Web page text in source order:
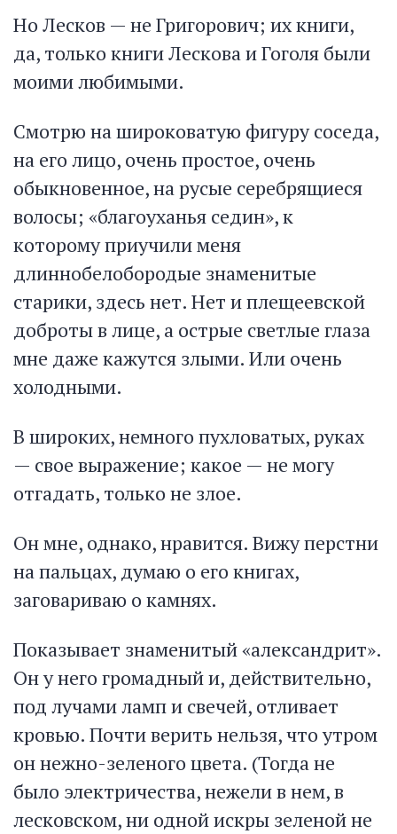
Но Лесков — не Григорович; их книги,
да, только книги Лескова и Гоголя были
моими любимыми.
Смотрю на широковатую фигуру соседа,
на его лицо, очень простое, очень
обыкновенное, на русые серебрящиеся
волосы; «благоуханья седин», к
которому приучили меня
длиннобелобородые знаменитые
старики, здесь нет. Нет и плещеевской
доброты в лице, а острые светлые глаза
мне даже кажутся злыми. Или очень
холодными.
В широких, немного пухловатых, руках
— свое выражение; какое — не могу
отгадать, только не злое.
Он мне, однако, нравится. Вижу перстни
на пальцах, думаю о его книгах,
заговариваю о камнях.
Показывает знаменитый «александрит».
Он у него громадный и, действительно,
под лучами ламп и свечей, отливает
кровью. Почти верить нельзя, что утром
он нежно-зеленого цвета. (Тогда не
было электричества, нежели в нем, в
лесковском, ни одной искры зеленой не